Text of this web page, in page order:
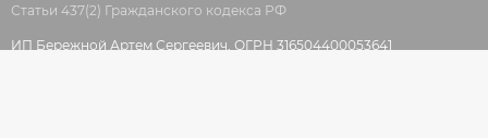
Статьи 437(2) Гражданского кодекса РФ
ИП Бережной Артем Сергеевич, ОГРН 316504400053641